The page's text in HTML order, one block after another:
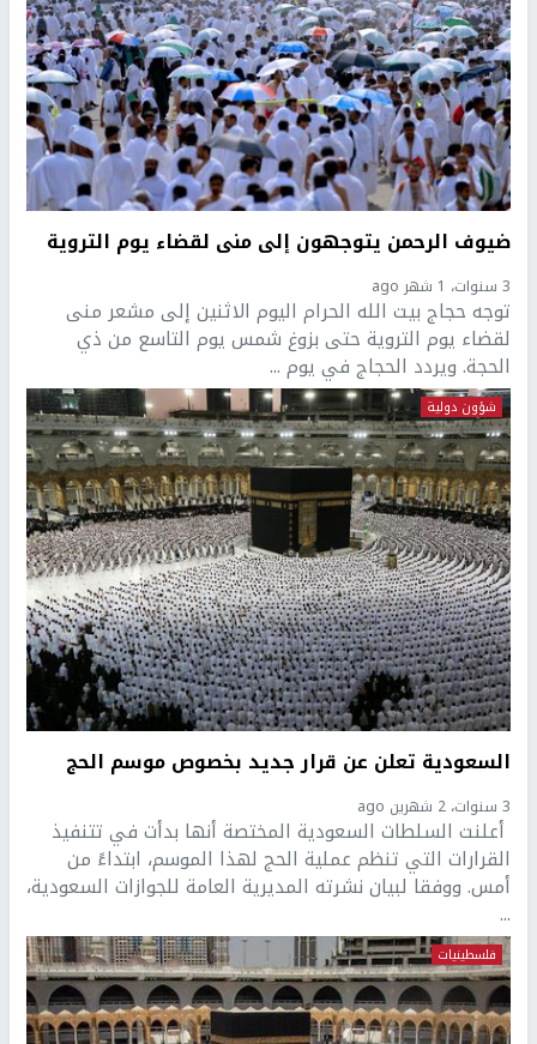
ضيوف الرحمن يتوجهون إلى منى لقضاء يوم التروية
3 سنوات، 1 شهر ago
توجه حجاج بيت الله الحرام اليوم الاثنين إلى مشعر منى
لقضاء يوم التروية حتى بزوغ شمس يوم التاسع من ذي
الحجة. ويردد الحجاج في يوم ...
شؤون دولية
السعودية تعلن عن قرار جديد بخصوص موسم الحج
3 سنوات، 2 شهرين ago
أعلنت السلطات السعودية المختصة أنها بدأت في تتنفيذ
القرارات التي تنظم عملية الحج لهذا الموسم، ابتداءً من
أمس. ووفقا لبيان نشرته المديرية العامة للجوازات السعودية،
...
فلسطينيات